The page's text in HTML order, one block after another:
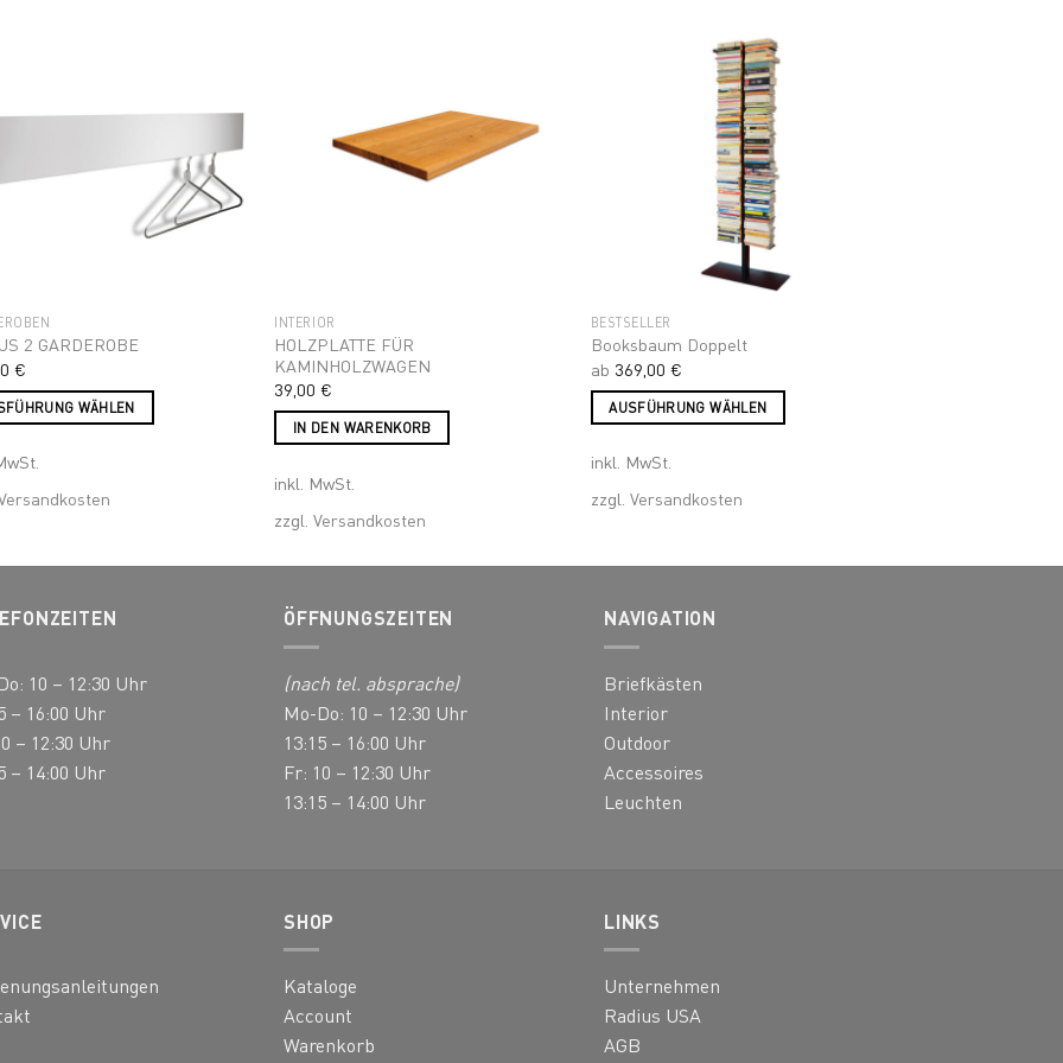
Add to
2 GARDEROBE
€
WÄHLEN
Add to
wishlist
INTERIOR
HOLZPLATTE FÜR
KAMINHOLZWAGEN
39,00 €
IN DEN WARENKORB
inkl. MwSt.
zzgl.Versandkosten
BESTSELLER
Booksbaum Doppelt
ab 369,00 €
AUSFÜHRUNG WÄHLEN
Produkt
weist
auf.
Optionen
können
auf
der
Produktseite
gewählt
werden
inkl. MwSt.
zzgl. Versandkosten
10 – 12:30 Uhr
– 16:00 Uhr
– 12:30 Uhr
– 14:00 Uhr
ÖFFNUNGSZEITEN
(nach tel. absprache)
Mo-Do: 10 – 12:30 Uhr
13:15 – 16:00 Uhr
Fr: 10 – 12:30 Uhr
13:15 – 14:00 Uhr
NAVIGATION
Briefkästen
Interior
Outdoor
Accessoires
Leuchten
SHOP
Kataloge
Account
Warenkorb
LINKS
Unternehmen
Radius USA
AGB